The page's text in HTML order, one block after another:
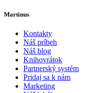
Martinus
Kontakty
Náš príbeh
Náš blog
Knihovrátok
Partnerský systém
Pridaj sa k nám
Marketing